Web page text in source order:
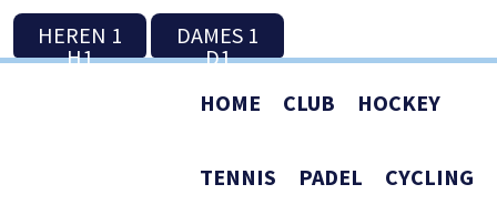
HEREN 1
H1
DAMES 1
D1
HOME
CLUB HOCKEY
TENNIS PADEL CYCLING